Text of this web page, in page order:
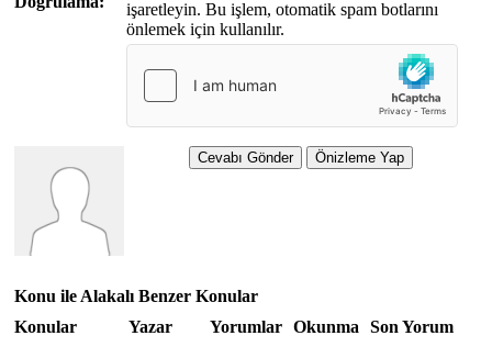
işaretleyin. Bu işlem, otomatik spam botlarını
önlemek için kullanılır.
Konu ile Alakalı Benzer Konular
Konular
Yazar Yorumlar Okunma
Son Yorum